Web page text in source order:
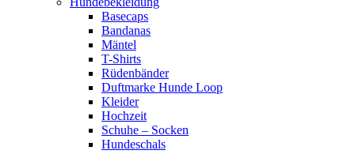
Basecaps
Bandanas
Mäntel
T-Shirts
Rüdenbänder
Duftmarke Hunde Loop
Kleider
Hochzeit
Schuhe – Socken
Hundeschals